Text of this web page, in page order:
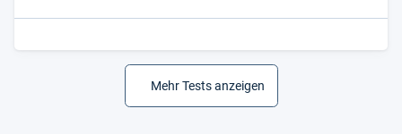
Mehr Tests anzeigen